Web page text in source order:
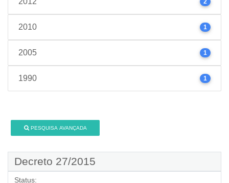
2
2010 1
2005 1
1990 1
PESQUISA AVANÇADA
Decreto 27/2015
Status: